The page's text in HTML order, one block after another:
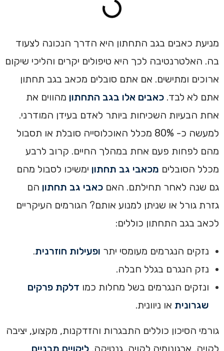
מניעת כאבים בגב התחתון היא הדרך הנכונה לצעוד
בה. האלטרנטיבה לכך היא טיפולים יקרים והליכי שיקום
ארוכים ומתישים. אם אתם סובלים מכאב בגב תחתון
אתם לא לבד. כאבים אלו בגב התחתון מהווים את
אחת הבעיות השכיחות ביותר לאדם בעידן המודרני.
למעשה כ- 80% מכלל האוכלוסייה סובלת או תסבול
מהם לפחות פעם אחת במהלך החיים. קרוב לרבע
מכלל הסובלים מכאבי גב תחתון ימשיכו לסבול מהם
גם שנה לאחר תחילתם. האם כאבי גב תחתון הם
גזרת גורל או שניתן למנוע אותם? הגורמים העיקריים
לכאב בגב התחתון כוללים:
נזקים הנגרמים מעומסי יתר ופעילות חוזרנית.
נזק הנגרם בגלל חבלה.
ונזקים הנגרמים בשל מחלות כמו דלקת פרקים
שגרונית או ניוונית.
גורמי הסיכון כוללים התבגרות והזדקנות, מקצוע, יציבה
לקויה, ארגונומיה לקויה, גנטיקה, ליקויים מבניים